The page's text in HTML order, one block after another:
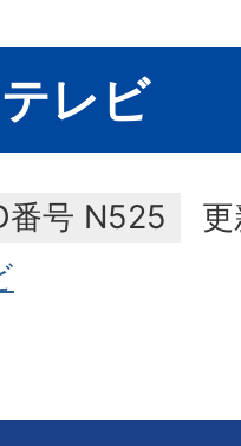
レビ
番号 N525